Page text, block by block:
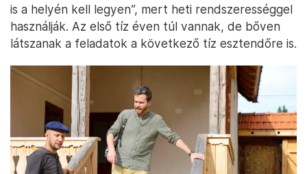
is a helyén kell legyen”, mert heti rendszerességgel
használják. Az első tíz éven túl vannak, de bőven
látszanak a feladatok a következő tíz esztendőre is.